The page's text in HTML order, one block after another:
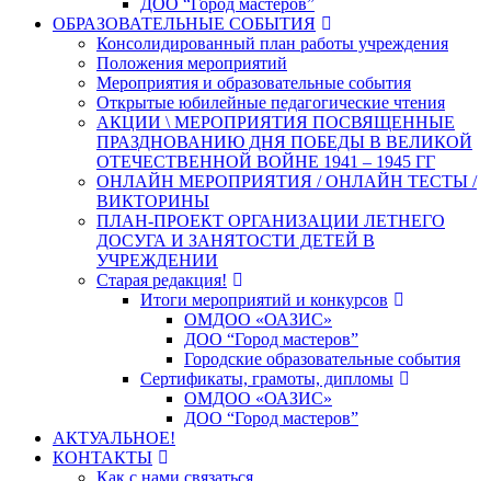
ДОО “Город мастеров”
ОБРАЗОВАТЕЛЬНЫЕ СОБЫТИЯ
Консолидированный план работы учреждения
Положения мероприятий
Мероприятия и образовательные события
Открытые юбилейные педагогические чтения
АКЦИИ \ МЕРОПРИЯТИЯ ПОСВЯЩЕННЫЕ
ПРАЗДНОВАНИЮ ДНЯ ПОБЕДЫ В ВЕЛИКОЙ
ОТЕЧЕСТВЕННОЙ ВОЙНЕ 1941 – 1945 ГГ
ОНЛАЙН МЕРОПРИЯТИЯ / ОНЛАЙН ТЕСТЫ /
ВИКТОРИНЫ
ПЛАН-ПРОЕКТ ОРГАНИЗАЦИИ ЛЕТНЕГО
ДОСУГА И ЗАНЯТОСТИ ДЕТЕЙ В
УЧРЕЖДЕНИИ
Старая редакция!
Итоги мероприятий и конкурсов
ОМДОО «ОАЗИС»
ДОО “Город мастеров”
Городские образовательные события
Сертификаты, грамоты, дипломы
ОМДОО «ОАЗИС»
ДОО “Город мастеров”
АКТУАЛЬНОЕ!
КОНТАКТЫ
Как с нами связаться